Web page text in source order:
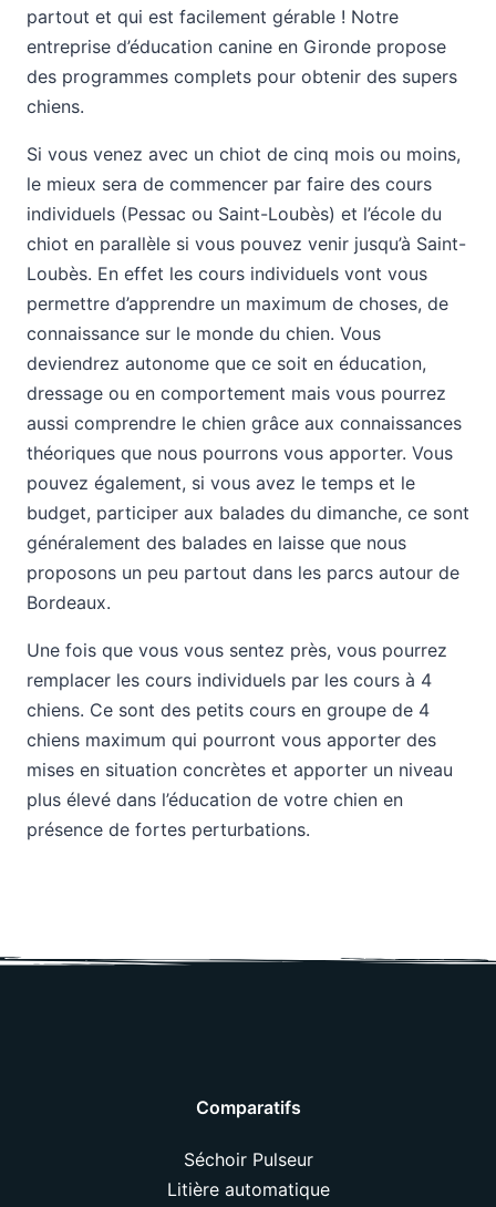
partout et qui est facilement gérable ! Notre
entreprise d’éducation canine en Gironde propose
des programmes complets pour obtenir des supers
chiens.
Si vous venez avec un chiot de cinq mois ou moins,
le mieux sera de commencer par faire des cours
individuels (Pessac ou Saint-Loubès) et l’école du
chiot en parallèle si vous pouvez venir jusqu’à Saint-
Loubès. En effet les cours individuels vont vous
permettre d’apprendre un maximum de choses, de
connaissance sur le monde du chien. Vous
deviendrez autonome que ce soit en éducation,
dressage ou en comportement mais vous pourrez
aussi comprendre le chien grâce aux connaissances
théoriques que nous pourrons vous apporter. Vous
pouvez également, si vous avez le temps et le
budget, participer aux balades du dimanche, ce sont
généralement des balades en laisse que nous
proposons un peu partout dans les parcs autour de
Bordeaux.
Une fois que vous vous sentez près, vous pourrez
remplacer les cours individuels par les cours à 4
chiens. Ce sont des petits cours en groupe de 4
chiens maximum qui pourront vous apporter des
mises en situation concrètes et apporter un niveau
plus élevé dans l’éducation de votre chien en
présence de fortes perturbations.
Comparatifs
Séchoir Pulseur
Litière automatique